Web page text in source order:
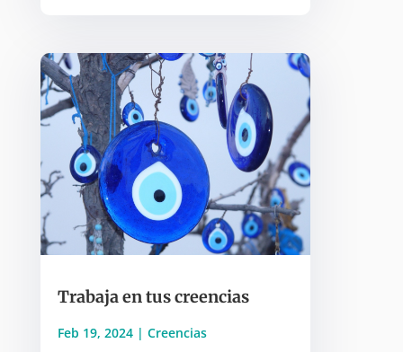
Trabaja en tus creencias
Feb 19, 2024| Creencias